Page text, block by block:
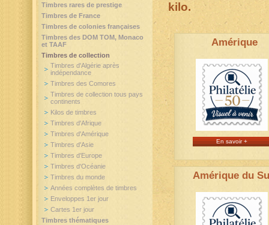
kilo.
Amérique
En savoir +
Amérique du
Timbres rares de prestige
Timbres de France
Timbres de colonies françaises
Timbres des DOM TOM, Monaco
et TAAF
Timbres de collection
Timbres d'Algérie après
indépendance
Timbres des Comores
Timbres de collection tous pays
continents
Kilos de timbres
Timbres d'Afrique
Timbres d'Amérique
Timbres d'Asie
Timbres d'Europe
Timbres d'Océanie
Timbres du monde
Années complètes de timbres
Enveloppes 1er jour
Cartes 1er jour
Timbres thématiques